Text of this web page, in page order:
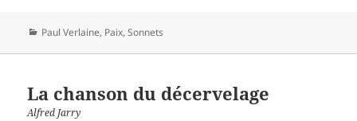
Catégories
Paul Verlaine, Paix,Sonnets
La chanson du décervelage
Alfred Jarry